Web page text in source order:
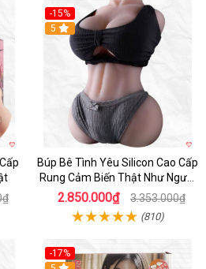
-15%
5
Búp Bê Tình Yêu Silicon Cao Cấp
Rung Cảm Biến Thật Như Người
Mua
2.850.000₫ 3.353.000₫
(810)
-17%